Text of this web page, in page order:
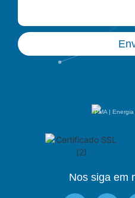
PMA |
Nos siga em